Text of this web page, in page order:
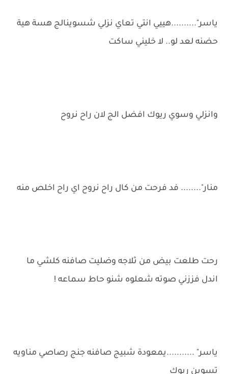
ياسر"..........هييي انتي تعاي نزلي شسوينالج هسة هية
حضنه لعد لو.. لا خليني ساكت
وانزلي وسوي ريوك افضل الج لان راح نروح
منار"........ فد فرحت من كال راح نروح اي راح اخلص منه
رحت طلعت بيض من ثلاجه وضليت صافنه كلشي ما
اندل فززني صوته شعلوه شنو حاط سماعه !
ياسر" ...........يمعودة شبيج صافنه جنج رصاصي مناويه
تسوين ريوك